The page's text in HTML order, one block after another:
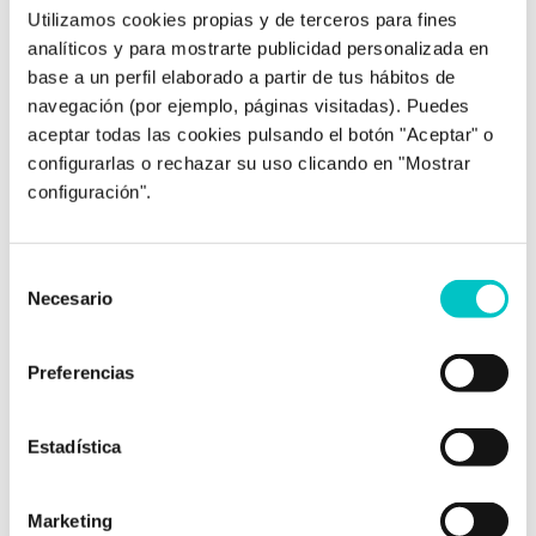
Utilizamos cookies propias y de terceros para fines
analíticos y para mostrarte publicidad personalizada en
base a un perfil elaborado a partir de tus hábitos de
navegación (por ejemplo, páginas visitadas). Puedes
aceptar todas las cookies pulsando el botón "Aceptar" o
configurarlas o rechazar su uso clicando en "Mostrar
configuración".
Necesario
Preferencias
Estadística
Marketing
29/08/2014
Cómo reconocer los síntomas de
un trauma no superado
¿Qué es un trauma? Un trauma hace
referencia a una experiencia emocionalmente
impactante que hayas vivenciado, pero que
a nivel físico o psicológico. Algunos ejemplos
de experiencias que pueden ocasionar